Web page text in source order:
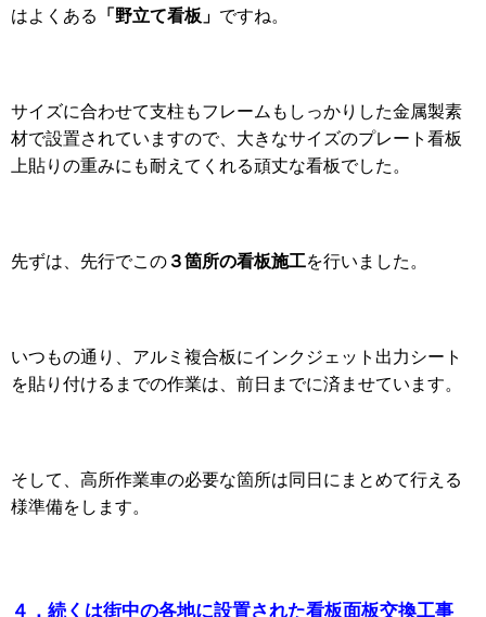
はよくある 「野立て看板」 ですね。
サイズに合わせて支柱もフレームもしっかりした金属製素
材で設置されていますので、大きなサイズのプレート看板
上貼りの重みにも耐えてくれる頑丈な看板でした。
先ずは、先行でこの３箇所の看板施工を行いました。
いつもの通り、アルミ複合板にインクジェット出力シート
を貼り付けるまでの作業は、前日までに済ませています。
そして、高所作業車の必要な箇所は同日にまとめて行える
様準備をします。
４．続くは街中の各地に設置された看板面板交換工事